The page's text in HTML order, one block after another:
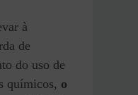
à
de
do uso de
químicos, o